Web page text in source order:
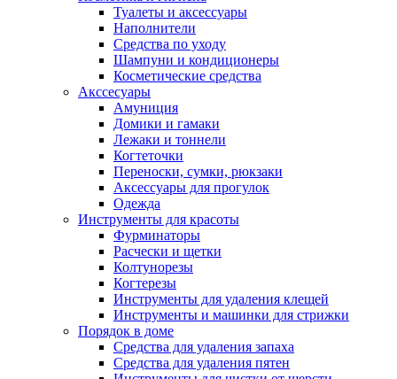
Туалеты и аксессуары
Наполнители
Средства по уходу
Шампуни и кондиционеры
Косметические средства
Акссесуары
Амуниция
Домики и гамаки
Лежаки и тоннели
Когтеточки
Переноски, сумки, рюкзаки
Аксессуары для прогулок
Одежда
Инструменты для красоты
Фурминаторы
Расчески и щетки
Колтунорезы
Когтерезы
Инструменты для удаления клещей
Инструменты и машинки для стрижки
Порядок в доме
Средства для удаления запаха
Средства для удаления пятен